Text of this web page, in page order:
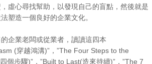
虛心尋找幫助，以發現自己的盲點，然後就是
塑造一個良好的企業文化。
企業老闆或從業者，讀讀這四本
(穿越鴻溝)”，”The Four Steps to the
個步驟)”，”Built to Last(造來持續)”，”The 7